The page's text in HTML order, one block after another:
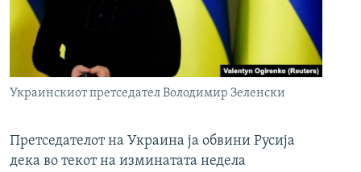
Украинскиот претседател Володимир Зеленски
Претседателот на Украина ја обвини Русија
дека во текот на изминатата недела